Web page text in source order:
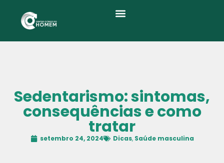
Sedentarismo: sintomas,
consequências e como
tratar
setembro 24, 2024 Dicas, Saúde masculina